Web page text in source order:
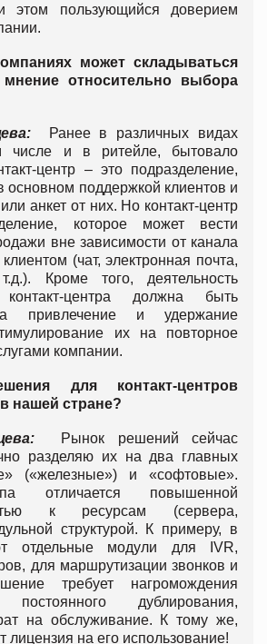
этом пользующийся доверием
может складываться
мнение относительно выбора
Ранее в различных видах
числе и в ритейле, бытовало
центр – это подразделение,
поддержкой клиентов и
анкет от них. Но контакт-центр
которое может вести
вне зависимости от канала
(чат, электронная почта,
Кроме того, деятельность
контакт-центра должна быть
привлечение и удержание
их на повторное
компании.
для контакт-центров
нашей стране?
Рынок решений сейчас
разделяю их на два главных
(«железные») и «софтовые».
отличается повышенной
к ресурсам (сервера,
структурой. К примеру, в
отдельные модули для IVR,
для маршрутизации звонков и
требует нагромождения
постоянного дублирования,
на обслуживание. К тому же,
лицензия на его использование!